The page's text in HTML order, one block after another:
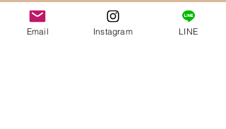
Email Instagram LINE